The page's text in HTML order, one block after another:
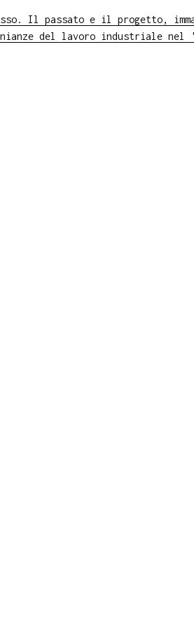
Il passato e il progetto,
del lavoro industriale nel